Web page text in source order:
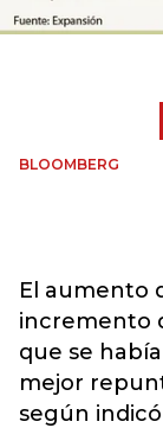
BLOOMBERG
El aumento
incremento
que se
mejor
según